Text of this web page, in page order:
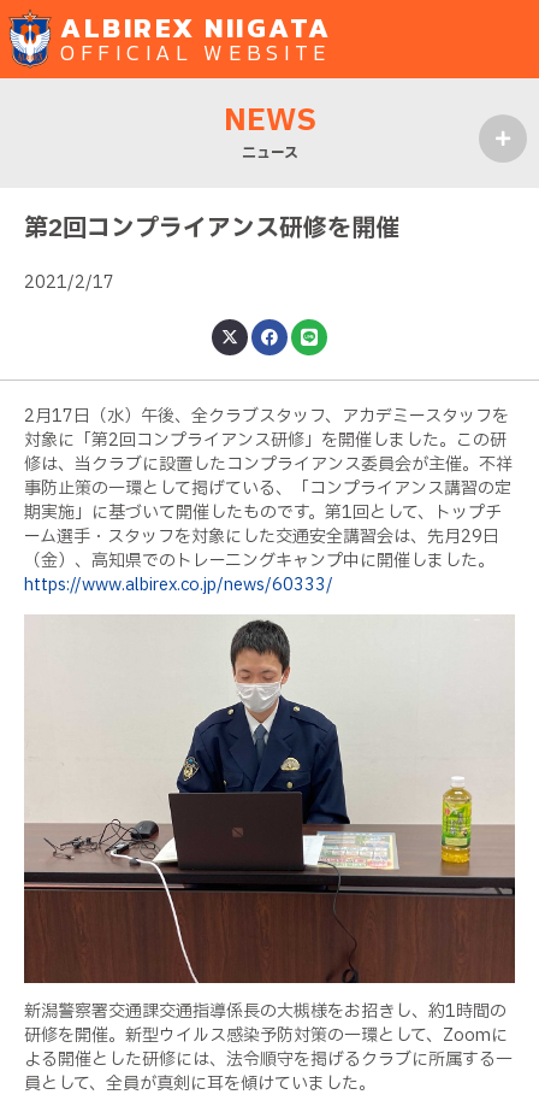
ALBIREX NIIGATA
OFFICIAL WEBSITE
NEWS
ニュース
第2回コンプライアンス研修を開催
2021/2/17
2月17日（水）午後、全クラブスタッフ、アカデミースタッフを
対象に「第2回コンプライアンス研修」を開催しました。この研
修は、当クラブに設置したコンプライアンス委員会が主催。不祥
事防止策の一環として掲げている、「コンプライアンス講習の定
期実施」に基づいて開催したものです。第1回として、トップチ
ーム選手・スタッフを対象にした交通安全講習会は、先月29日
（金）、高知県でのトレーニングキャンプ中に開催しました。
https://www.albirex.co.jp/news/60333/
新潟警察署交通課交通指導係長の大槻様をお招きし、約1時間の
研修を開催。新型ウイルス感染予防対策の一環として、 Zoomに
よる開催とした研修には、法令順守を掲げるクラブに所属する一
員として、全員が真剣に耳を傾けていました。